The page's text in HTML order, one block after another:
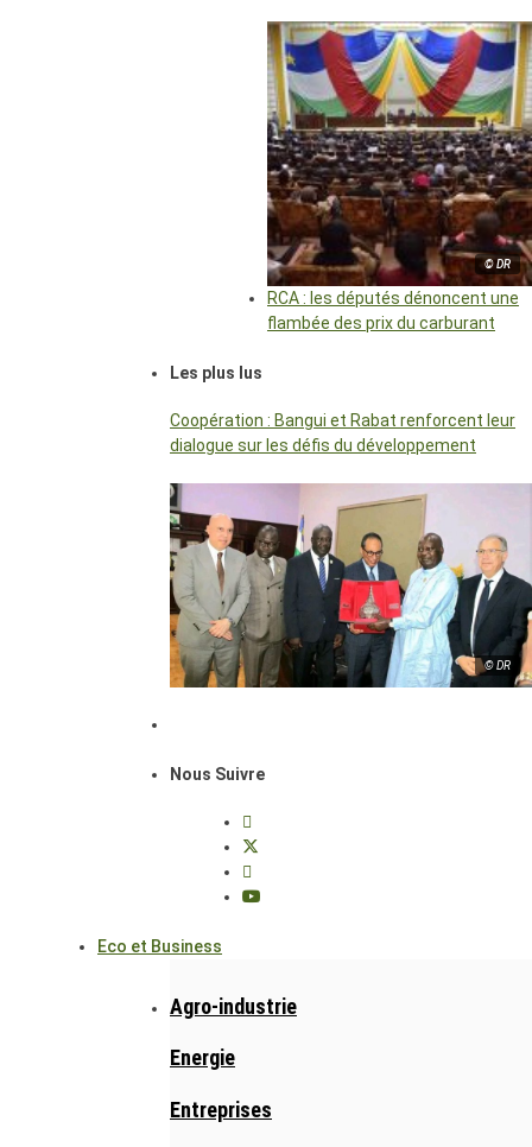
© DR
RCA : les députés dénoncent une
flambée des prix du carburant
Les plus lus
Coopération : Bangui et Rabat renforcent leur
dialogue sur les défis du développement
© DR
Nous Suivre
Eco et Business
Agro-industrie
Energie
Entreprises